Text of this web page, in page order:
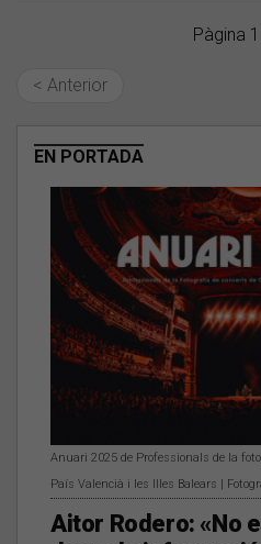
Pàgina
< Anterior
EN PORTADA
Anuari 2025 de Professionals de la
País Valencià i les Illes Balears |
Aitor Rodero: «No